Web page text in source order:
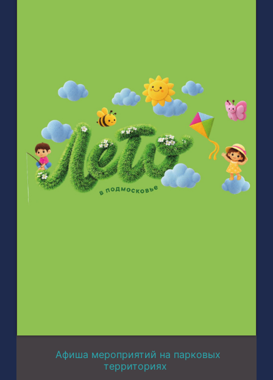
Афиша мероприятий на парковых
территориях